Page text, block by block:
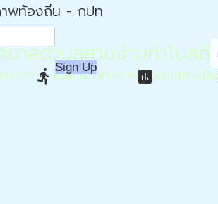
พท้องถิ่น - กปท
Sign Up
าลตำบลสามง่ามท่าโบสถ์
งการdirections_run ติดตามโครงการassessment แบบประเมิน